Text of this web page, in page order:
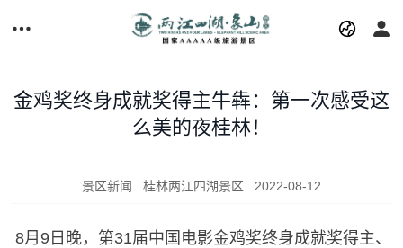
金鸡奖终身成就奖得主牛犇：第一次感受这
么美的夜桂林！
景区新闻 桂林两江四湖景区 2022-08-12
8月9日晚，第31届中国电影金鸡奖终身成就奖得主、